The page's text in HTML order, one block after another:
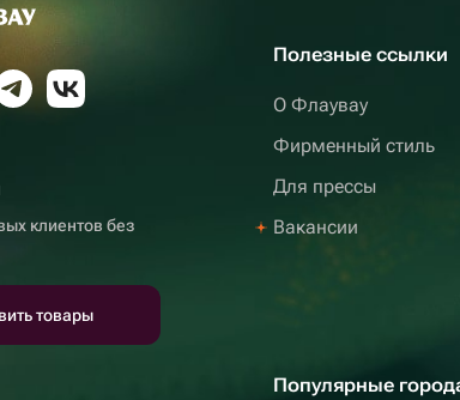
клиентов без
товары
Полезные ссылки
О Флаувау
Фирменный стиль
Для прессы
Вакансии
Популярные